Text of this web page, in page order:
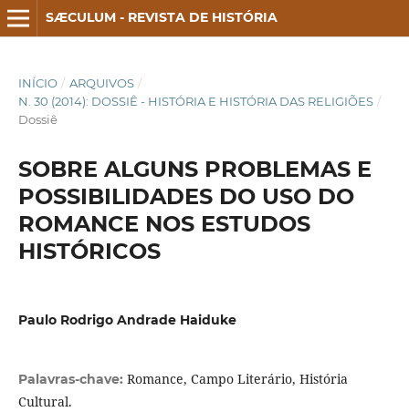
SÆCULUM - REVISTA DE HISTÓRIA
INÍCIO / ARQUIVOS /
N. 30 (2014): DOSSIÊ - HISTÓRIA E HISTÓRIA DAS RELIGIÕES /
Dossiê
SOBRE ALGUNS PROBLEMAS E
POSSIBILIDADES DO USO DO
ROMANCE NOS ESTUDOS
HISTÓRICOS
Paulo Rodrigo Andrade Haiduke
Palavras-chave: Romance, Campo Literário, História
Cultural.